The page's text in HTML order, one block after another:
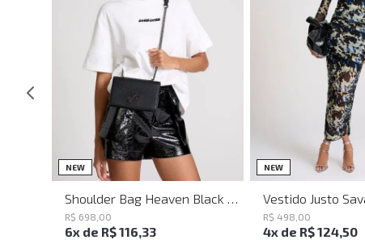
NEW UN
Shoulder Bag Heaven Black John John Feminina
R$ 698 00
6x de R$116,33
NEW PP P M
R$ 498 00
4x de R$124,50